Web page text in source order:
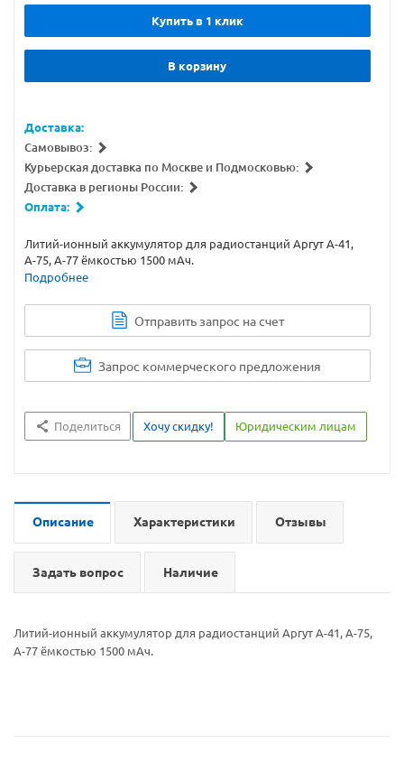
Купить в 1 клик
В корзину
Доставка:
Самовывоз:
Курьерская доставка по Москве и Подмосковью:
Доставка в регионы России:
Оплата:
Литий-ионный аккумулятор для радиостанций Аргут А-41,
А-75, А-77 ёмкостью 1500 мАч.
Подробнее
Отправить запрос на счет
Запрос коммерческого предложения
Поделиться Хочу скидку! Юридическим лицам
Описание Характеристики Отзывы
Задать вопрос Наличие
Литий-ионный аккумулятор для радиостанций Аргут А-41, А-75,
А-77 ёмкостью 1500 мАч.